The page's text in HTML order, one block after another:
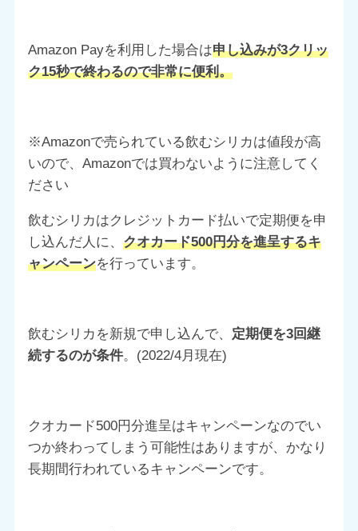
Amazon Payを利用した場合は申し込みが3クリッ
ク15秒で終わるので非常に便利。
※Amazonで売られている飲むシリカは値段が高
いので、Amazonでは買わないように注意してく
ださい
飲むシリカはクレジットカード払いで定期便を申
し込んだ人に、 クオカード500円分を進呈するキ
ャンペーンを行っています。
飲むシリカを新規で申し込んで、 定期便を3回継
続するのが条件。(2022/4月現在)
クオカード500円分進呈はキャンペーンなのでい
つか終わってしまう可能性はありますが、かなり
長期間行われているキャンペーンです。